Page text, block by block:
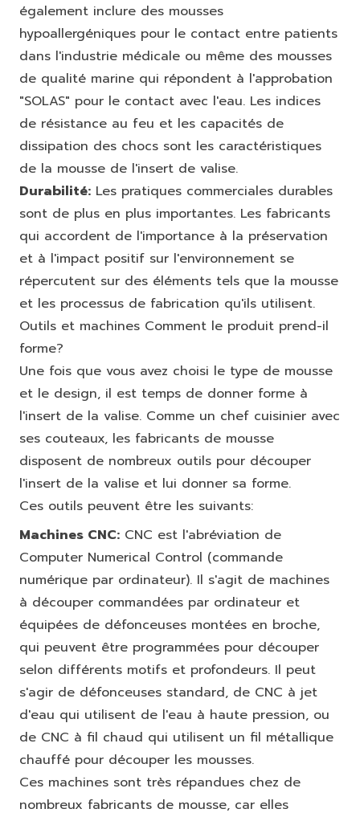
également inclure des mousses
hypoallergéniques pour le contact entre patients
dans l'industrie médicale ou même des mousses
de qualité marine qui répondent à l'approbation
"SOLAS" pour le contact avec l'eau. Les indices
de résistance au feu et les capacités de
dissipation des chocs sont les caractéristiques
de la mousse de l'insert de valise.
Durabilité: Les pratiques commerciales durables
sont de plus en plus importantes. Les fabricants
qui accordent de l'importance à la préservation
et à l'impact positif sur l'environnement se
répercutent sur des éléments tels que la mousse
et les processus de fabrication qu'ils utilisent.
Outils et machines Comment le produit prend-il
forme?
Une fois que vous avez choisi le type de mousse
et le design, il est temps de donner forme à
l'insert de la valise. Comme un chef cuisinier avec
ses couteaux, les fabricants de mousse
disposent de nombreux outils pour découper
l'insert de la valise et lui donner sa forme.
Ces outils peuvent être les suivants:
Machines CNC: CNC est l'abréviation de
Computer Numerical Control (commande
numérique par ordinateur). Il s'agit de machines
à découper commandées par ordinateur et
équipées de défonceuses montées en broche,
qui peuvent être programmées pour découper
selon différents motifs et profondeurs. Il peut
s'agir de défonceuses standard, de CNC à jet
d'eau qui utilisent de l'eau à haute pression, ou
de CNC à fil chaud qui utilisent un fil métallique
chauffé pour découper les mousses.
Ces machines sont très répandues chez de
nombreux fabricants de mousse, car elles